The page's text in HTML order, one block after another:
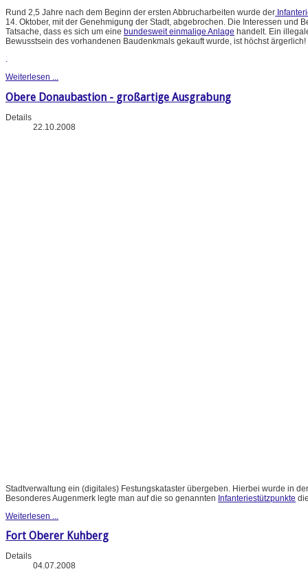
Rund 2,5 Jahre nach dem Beginn der ersten Abbrucharbeiten wurde der
14. Oktober, mit der Genehmigung der Stadt, abgebrochen. Die Interessen
Tatsache, dass es sich um eine bundesweit einmalige Anlage handelt. Ein
Bewusstsein des vorhandenen Baudenkmals gekauft wurde, ist höchst ärgerlich!
.
Weiterlesen ...
Obere Donaubastion - großartige Ausgrabung
Details
22.10.2008
Stadtverwaltung ein (digitales) Festungskataster übergeben. Hierbei wurde in
Besonderes Augenmerk legte man auf die so genannten Infanteriestützpunkte
Weiterlesen ...
Fort Oberer Kuhberg
Details
04.07.2008